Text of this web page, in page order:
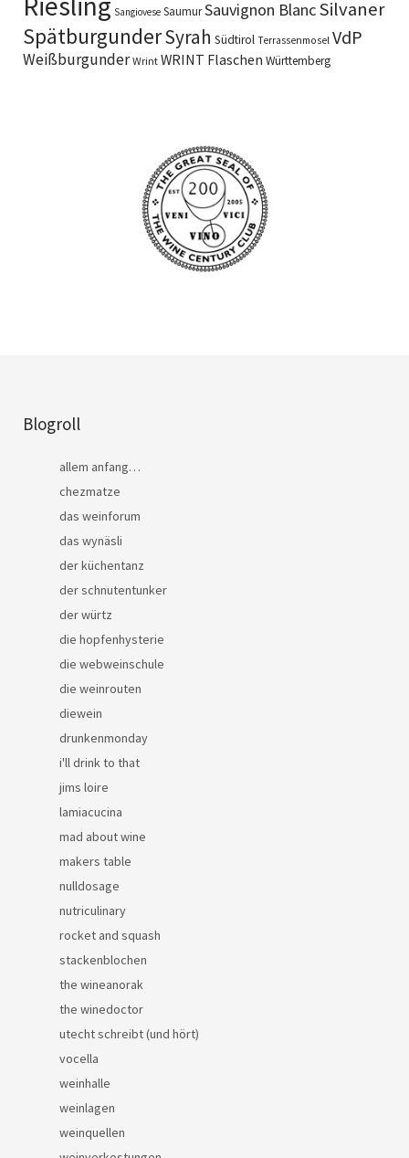
Sangiovese SaumurSauvignon BlancSilvaner
SpätburgunderSyrah Südtirol Terrassenmosel VdP
Weißburgunder Wrint WRINT Flaschen Württemberg
Blogroll
allem anfang…
chezmatze
das weinforum
das wynäsli
der küchentanz
der schnutentunker
der würtz
die hopfenhysterie
die webweinschule
die weinrouten
diewein
drunkenmonday
i'll drink to that
jims loire
lamiacucina
mad about wine
makers table
nulldosage
nutriculinary
rocket and squash
stackenblochen
the wineanorak
the winedoctor
utecht schreibt (und hört)
vocella
weinhalle
weinlagen
weinquellen